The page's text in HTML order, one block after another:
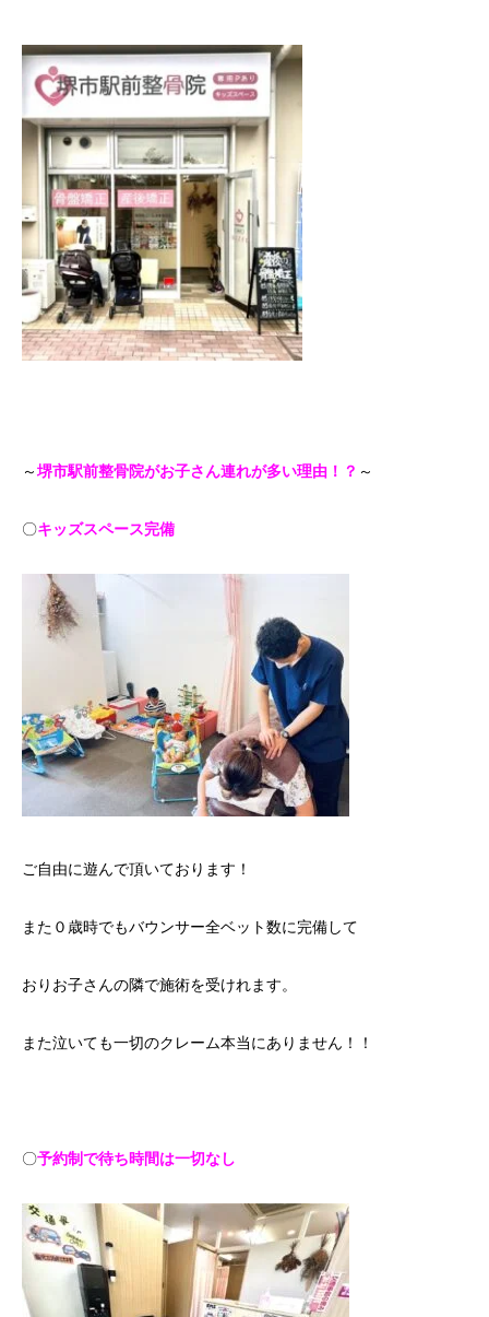
～堺市駅前整骨院がお子さん連れが多い理由！？ ～
〇キッズスペース完備
ご自由に遊んで頂いております！
また０歳時でもバウンサー全ベット数に完備して
おりお子さんの隣で施術を受けれます。
また泣いても一切のクレーム本当にありません！！
〇予約制で待ち時間は一切なし